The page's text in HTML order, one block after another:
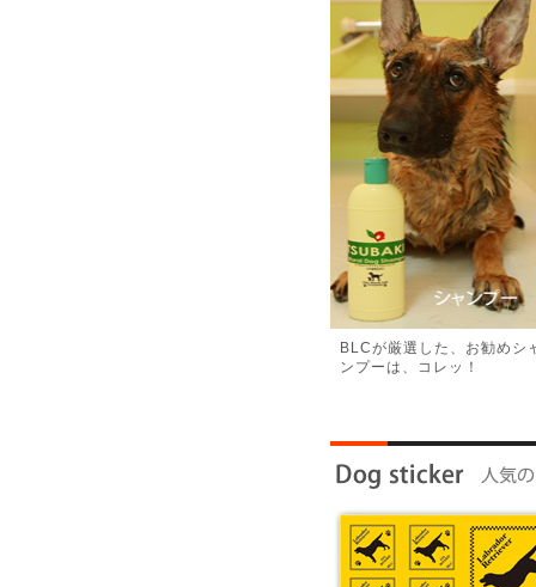
BLCが厳選した、お勧めシ
ンプーは、コレッ！